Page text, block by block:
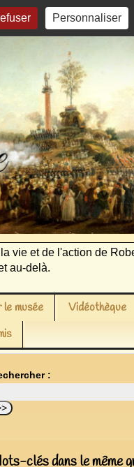
Personnaliser
vie et de l'action de
au-delà.
le musée
Vidéothèque
:
clés dans le même